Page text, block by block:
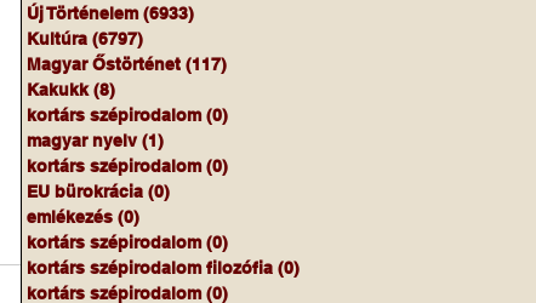
Új Történelem (6933)
Kultúra (6797)
Magyar Őstörténet (117)
Kakukk (8)
kortárs szépirodalom (0)
magyar nyelv (1)
kortárs szépirodalom (0)
EU bürokrácia (0)
emlékezés (0)
kortárs szépirodalom (0)
kortárs szépirodalom filozófia (0)
kortárs szépirodalom (0)